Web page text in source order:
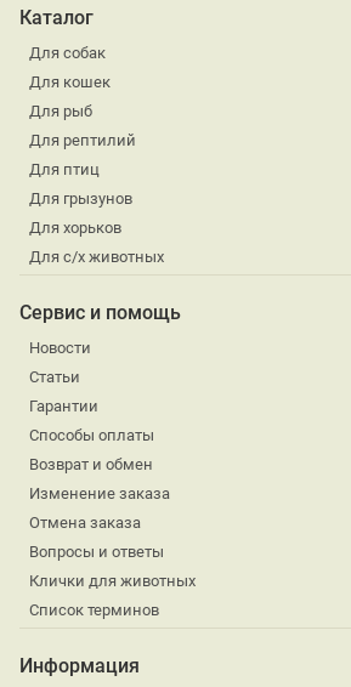
Каталог
Для собак
Для кошек
Для рыб
Для рептилий
Для птиц
Для грызунов
Для хорьков
Для с/х животных
Сервис и помощь
Новости
Статьи
Гарантии
Способы оплаты
Возврат и обмен
Изменение заказа
Отмена заказа
Вопросы и ответы
Клички для животных
Список терминов
Информация